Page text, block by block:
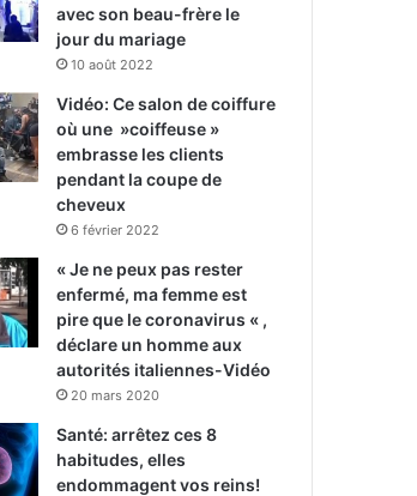
avec son beau-frère le
jour du mariage
10 août 2022
Vidéo: Ce salon de coiffure
où une »coiffeuse »
embrasse les clients
pendant la coupe de
cheveux
6 février 2022
« Je ne peux pas rester
enfermé, ma femme est
pire que le coronavirus « ,
déclare un homme aux
autorités italiennes-Vidéo
20 mars 2020
Santé: arrêtez ces 8
habitudes, elles
endommagent vos reins!